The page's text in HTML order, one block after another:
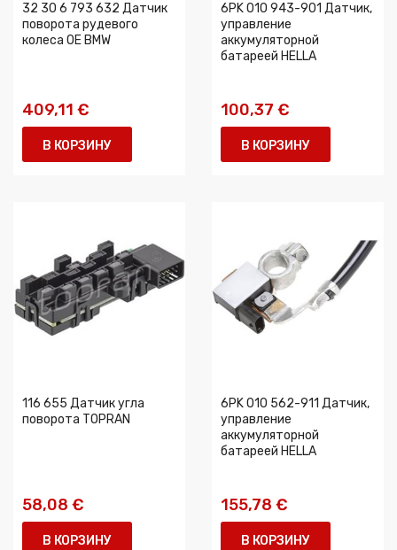
32 30 6 793 632 Датчик
поворота рудевого
колеса OE BMW
409,11 €
В КОРЗИНУ
6PK 010 943-901 Датчик,
управление
аккумуляторной
батареей HELLA
100,37 €
В КОРЗИНУ
116 655 Датчик угла
поворота TOPRAN
58,08 €
В КОРЗИНУ
6PK 010 562-911 Датчик,
управление
аккумуляторной
батареей HELLA
155,78 €
В КОРЗИНУ